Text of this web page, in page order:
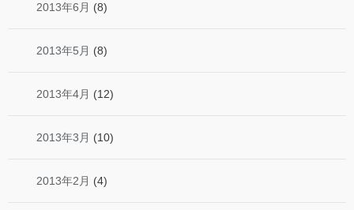
2013年6月 (8)
2013年5月 (8)
2013年4月 (12)
2013年3月 (10)
2013年2月 (4)